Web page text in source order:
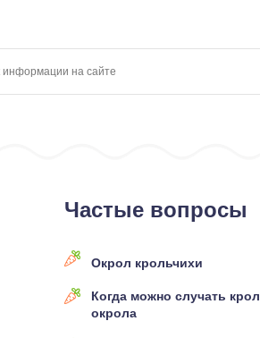
Частые вопросы
Окрол крольчихи
Когда можно случать
окрола